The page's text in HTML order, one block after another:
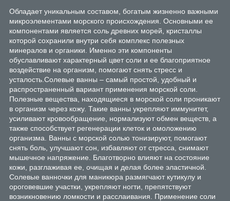
Обладает уникальным составом, богатым жизненно важными
микроэлементами морского происхождения. Основными ее
компонентами является соль древних морей, кристаллы
которой сохранили внутри себя комплекс полезных
минералов и органики. Именно эти компоненты
обуславливают характерный цвет соли и ее благоприятное
воздействие на организм, помогают снять стресс и
усталость.Солевые ванны – самый простой, удобный и
распространенный вариант применения морской соли.
Полезные вещества, находящиеся в морской соли проникают
в организм через кожу. Такие ванны укрепляют иммунитет,
усиливают кровообращение, нормализуют обмен веществ, а
также способствует регенерации клеток и омоложению
организма. Ванны с морской солью тонизируют, помогают
снять боль, улучшают сон, избавляют от стресса, снимают
мышечное напряжение. Благотворно влияют на состояние
кожи, разглаживая ее, очищая и делая более эластичной.
Солевые ванночки для маникюра размягчают кутикулу и
ороговевшие участки, укрепляют ногти, препятствуют
возникновению ломкости и расслаивания. Применение соли